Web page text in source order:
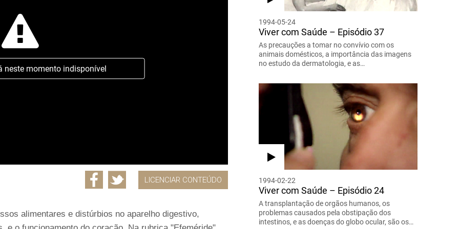
neste momento indisponível
LICENCIAR CONTEÚDO
alimentares e distúrbios no aparelho digestivo,
1994-05-24
Viver com Saúde – Episódio 37
As precauções a tomar no convívio com os
animais domésticos, a importância das imagens
no estudo da dermatologia, e as…
1994-02-22
Viver com Saúde – Episódio 24
A transplantação de orgãos humanos, os
problemas causados pela obstipação dos
intestinos, e as doenças do globo ocular, são os…